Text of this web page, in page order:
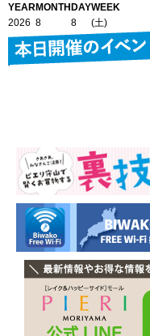
YEARMONTHDAYWEEK
2026 8 8 (土)